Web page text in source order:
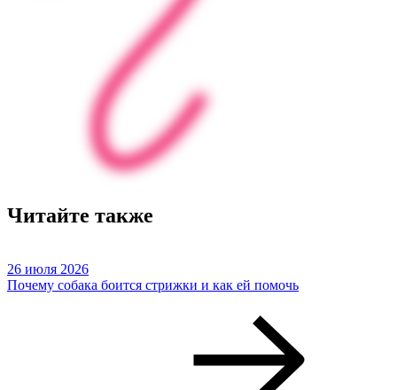
Читайте также
26 июля 2026
Почему собака боится стрижки и как ей помочь